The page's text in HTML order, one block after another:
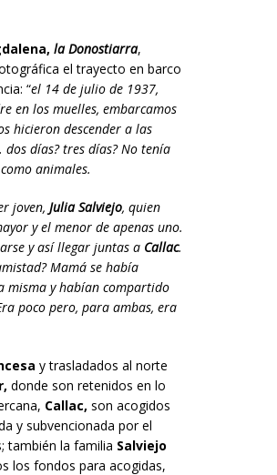
la Donostiarra,
el trayecto en barco
“el 14 de julio de 1937,
en los muelles, embarcamos
hicieron descender a las
días? tres días? No tenía
animales.
joven, Julia Salviejo, quien
y el menor de apenas uno.
y así llegar juntas a Callac.
Mamá se había
misma y habían compartido
poco pero, para ambas, era
y trasladados al norte
donde son retenidos en lo
Callac, son acogidos
y subvencionada por el
también la familia Salviejo
los fondos para acogidas,